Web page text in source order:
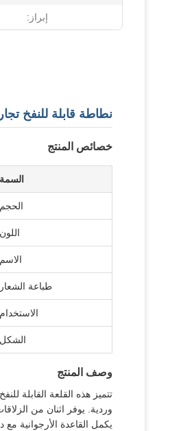
إبراز:
نطاطة قابلة للنفخ
خصائص المنتج
السمة
الحجم
اللون
الاسم
طباعة الشعار
الاستخدام
الشكل
وصف المنتج
تتميز هذه القلعة القابلة
وردية. يوفر اثنان من
يكمل القاعدة الأرجوانية